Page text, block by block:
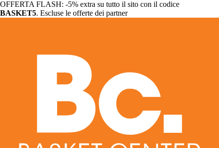
OFFERTA FLASH: -5% extra su tutto il sito con il codice
BASKET5. Escluse le offerte dei partner